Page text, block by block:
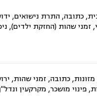
התרת נישואים,
שהות (החזקת ילדים),
כתובה, זמני שהות,
פינוי מושכר, מקרקעין